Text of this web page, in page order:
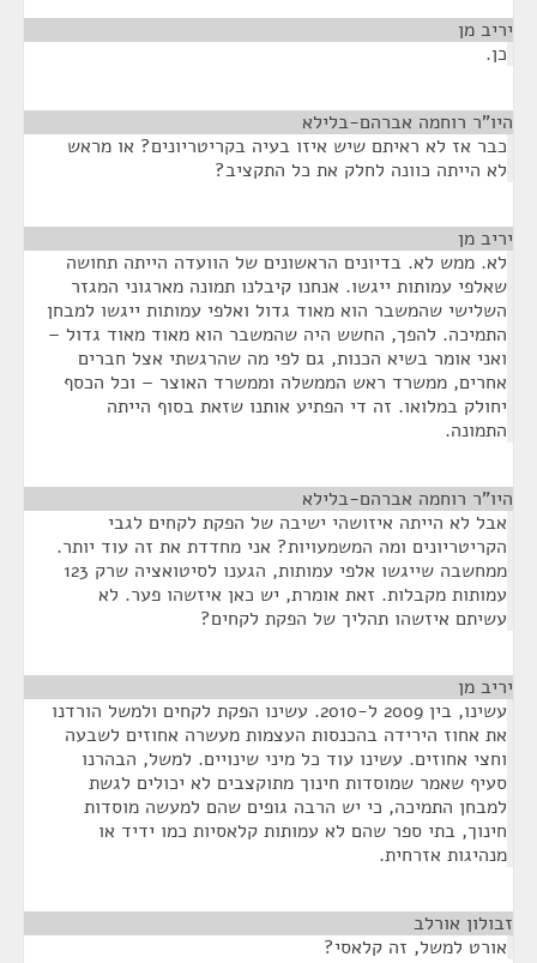
יריב מן
כן.
היו"ר רוחמה אברהם-בלילא
כבר אז לא ראיתם שיש איזו בעיה בקריטריונים? או מראש
לא הייתה כוונה לחלק את כל התקציב?
יריב מן
לא. ממש לא. בדיונים הראשונים של הוועדה הייתה תחושה
שאלפי עמותות ייגשו. אנחנו קיבלנו תמונה מארגוני המגזר
השלישי שהמשבר הוא מאוד גדול ואלפי עמותות ייגשו למבחן
התמיכה. להפך, החשש היה שהמשבר הוא מאוד מאוד גדול –
ואני אומר בשיא הכנות, גם לפי מה שהרגשתי אצל חברים
אחרים, ממשרד ראש הממשלה וממשרד האוצר – וכל הכסף
יחולק במלואו. זה די הפתיע אותנו שזאת בסוף הייתה
התמונה.
היו"ר רוחמה אברהם-בלילא
אבל לא הייתה איזושהי ישיבה של הפקת לקחים לגבי
הקריטריונים ומה המשמעויות? אני מחדדת את זה עוד יותר.
ממחשבה שייגשו אלפי עמותות, הגענו לסיטואציה שרק 123
עמותות מקבלות. זאת אומרת, יש כאן איזשהו פער. לא
עשיתם איזשהו תהליך של הפקת לקחים?
יריב מן
עשינו, בין 2009 ל-2010. עשינו הפקת לקחים ולמשל הורדנו
את אחוז הירידה בהכנסות העצמות מעשרה אחוזים לשבעה
וחצי אחוזים. עשינו עוד כל מיני שינויים. למשל, הבהרנו
סעיף שאמר שמוסדות חינוך מתוקצבים לא יכולים לגשת
למבחן התמיכה, כי יש הרבה גופים שהם למעשה מוסדות
חינוך, בתי ספר שהם לא עמותות קלאסיות כמו ידיד או
מנהיגות אזרחית.
זבולון אורלב
אורט למשל, זה קלאסי?